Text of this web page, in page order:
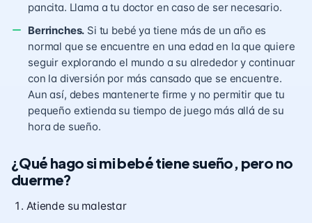
pancita. Llama a tu doctor en caso de ser necesario.
Berrinches. Si tu bebé ya tiene más de un año es
normal que se encuentre en una edad en la que quiere
seguir explorando el mundo a su alrededor y continuar
con la diversión por más cansado que se encuentre.
Aun así, debes mantenerte firme y no permitir que tu
pequeño extienda su tiempo de juego más allá de su
hora de sueño.
¿Qué hago si mi bebé tiene sueño, pero no
duerme?
Atiende su malestar